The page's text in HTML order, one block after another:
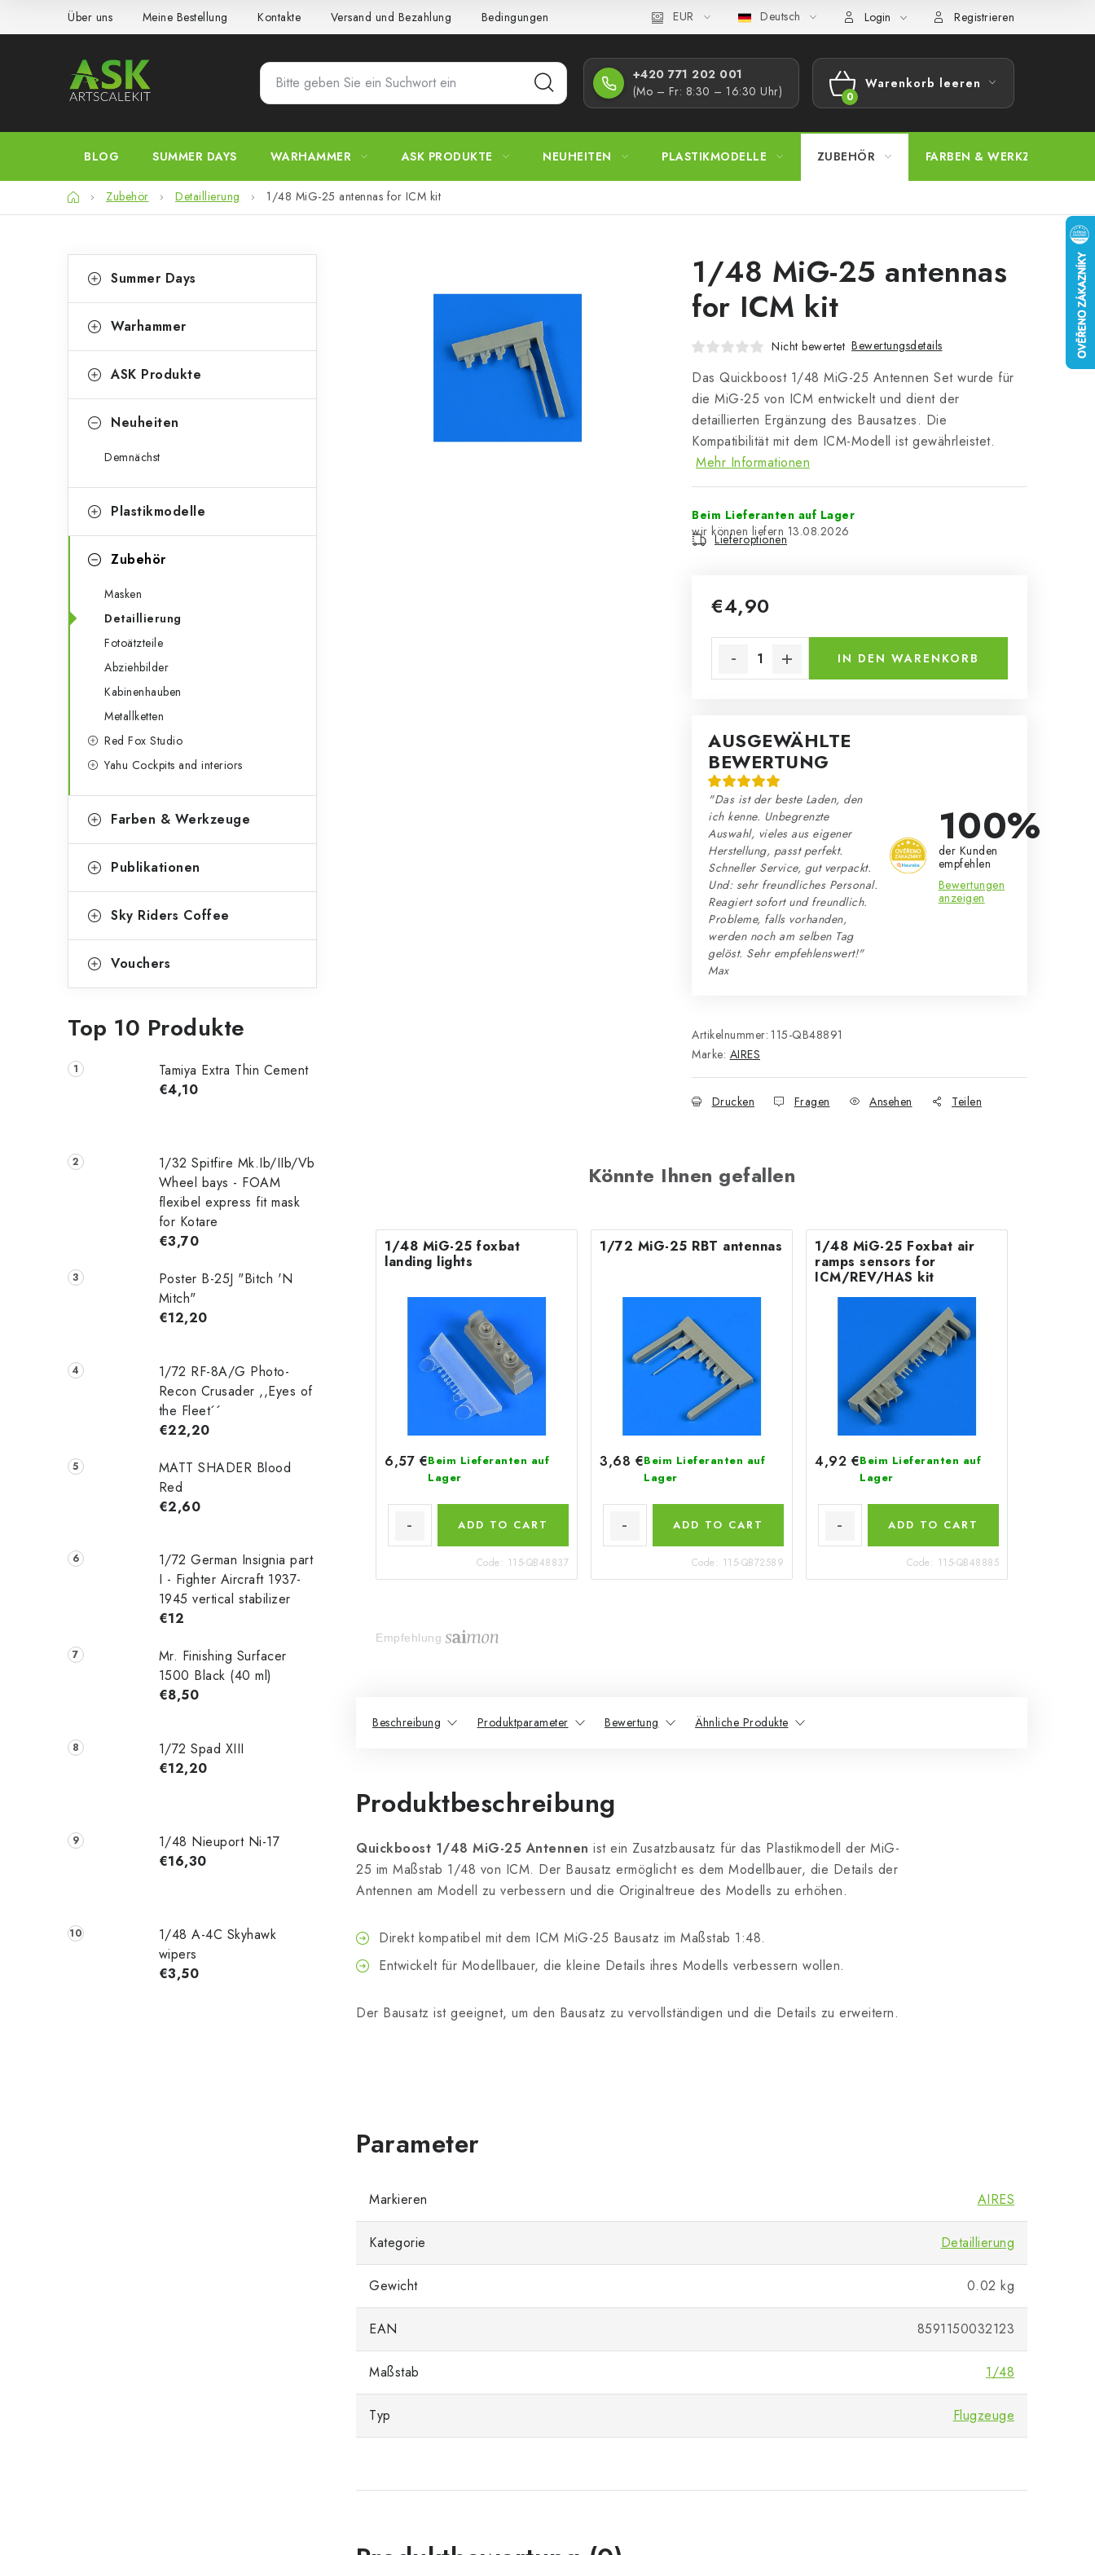
Über uns Meine Bestellung Kontakte Versand und Bezahlung Bedingungen und Konditionen Datenschutzbestimmungen Beschwerdeverfahren Großhandel
EUR Deutsch Login Registrieren
+420 771 202 001​
(Mo – Fr: 8:30 – 16:30 Uhr)
WARENKORB
Warenkorb leeren
BLOG SUMMER DAYS WARHAMMER ASK PRODUKTE NEUHEITEN PLASTIKMODELLE ZUBEHÖR FARBEN & WERKZEUGE
StartseiteZubehör Detaillierung 1/48 MiG-25 antennas for ICM kit
e
t
e
e
s
e
überspringen
a
e
o
e
Summer Days
Warhammer
ASK Produkte
Neuheiten
Demnächst
Plastikmodelle
Zubehör
Masken
Detaillierung
Fotoätzteile
Abziehbilder
Kabinenhauben
Metallketten
Red Fox Studio
Yahu Cockpits and interiors
Farben & Werkzeuge
Publikationen
Sky Riders Coffee
Vouchers
Top 10 Produkte
Tamiya Extra Thin Cement
€4,10
1/32 Spitfire Mk.Ib/IIb/Vb
Wheel bays - FOAM
flexibel express fit mask
for Kotare
€3,70
Poster B-25J "Bitch 'N
Mitch"
€12,20
1/72 RF-8A/G Photo-
Recon Crusader ,,Eyes of
the Fleet´´
€22,20
MATT SHADER Blood
Red
€2,60
1/72 German Insignia part
I - Fighter Aircraft 1937-
1945 vertical stabilizer
€12
Mr. Finishing Surfacer
1500 Black (40 ml)
€8,50
1/72 Spad XIII
€12,20
1/48 Nieuport Ni-17
€16,30
1/48 A-4C Skyhawk
wipers
€3,50
1/48 MiG-25 antennas
for ICM kit
Nicht bewertet Bewertungsdetails
Das Quickboost 1/48 MiG-25 Antennen Set wurde für
die MiG-25 von ICM entwickelt und dient der
detaillierten Ergänzung des Bausatzes. Die
Kompatibilität mit dem ICM-Modell ist gewährleistet.
Mehr Informationen
Beim Lieferanten auf Lager
13.08.2026
Lieferoptionen
€4,90
IN DEN WARENKORB
AUSGEWÄHLTE
BEWERTUNG
"Das ist der beste Laden, den
ich kenne. Unbegrenzte
Auswahl, vieles aus eigener
Herstellung, passt perfekt.
Schneller Service, gut verpackt.
Und: sehr freundliches Personal.
Reagiert sofort und freundlich.
Probleme, falls vorhanden,
werden noch am selben Tag
gelöst. Sehr empfehlenswert!"
Max
100%
der Kunden
empfehlen
Bewertungen
anzeigen
Artikelnummer: 115-QB48891
Marke: AIRES
Drucken Fragen Ansehen Teilen
Könnte Ihnen gefallen
1/48 MiG-25 foxbat
landing lights
6,57 €Beim Lieferanten auf
Lager
ADD TO CART
Code: 115-QB48837
1/72 MiG-25 RBT antennas
3,68 €Beim Lieferanten auf
Lager
ADD TO CART
Code: 115-QB72589
1/48 MiG-25 Foxbat air
ramps sensors for
ICM/REV/HAS kit
4,92 €Beim Lieferanten auf
Lager
ADD TO CART
Code: 115-QB48885
Empfehlung
Beschreibung Produktparameter Bewertung Ähnliche Produkte
Produktbeschreibung
Quickboost 1/48 MiG-25 Antennen ist ein Zusatzbausatz für das Plastikmodell der MiG-
25 im Maßstab 1/48 von ICM. Der Bausatz ermöglicht es dem Modellbauer, die Details der
Antennen am Modell zu verbessern und die Originaltreue des Modells zu erhöhen.
Direkt kompatibel mit dem ICM MiG-25 Bausatz im Maßstab 1:48.
Entwickelt für Modellbauer, die kleine Details ihres Modells verbessern wollen.
Der Bausatz ist geeignet, um den Bausatz zu vervollständigen und die Details zu erweitern.
Markieren AIRES
Kategorie Detaillierung
Gewicht 0.02 kg
EAN 8591150032123
Maßstab 1/48
Typ Flugzeuge